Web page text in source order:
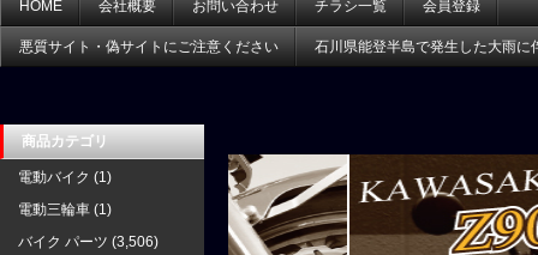
HOME 会社概要 お問い合わせ チラシ一覧 会員登録
悪質サイト・偽サイトにご注意ください 石川県能登半島で発生した大雨に
商品カテゴリ
電動バイク (1)
電動三輪車 (1)
バイク パーツ (3,506)